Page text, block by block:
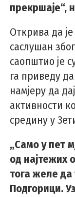
прекршаје“,
Открива да
саслушан
саопштио је
га приведу
намјеру да
активности
средину у
„Само у пет
од најтежих
тога желе да
Подгорици.